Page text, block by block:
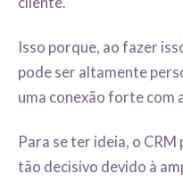
Isso porque, ao fazer
pode ser altamente
uma conexão forte com
Para se ter ideia, o
tão decisivo devido à